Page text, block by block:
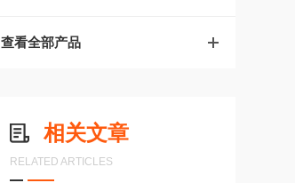
查看全部产品
相关文章
RELATED ARTICLES